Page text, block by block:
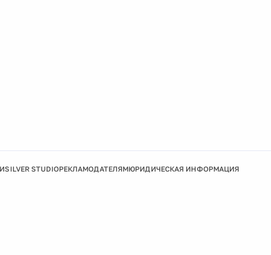
SILVER STUDIOРЕКЛАМОДАТЕЛЯМЮРИДИЧЕСКАЯ ИНФОРМАЦИЯ